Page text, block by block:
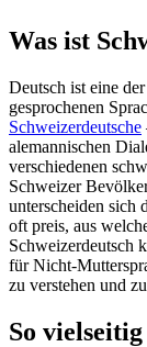
Was ist
Deutsch ist eine
gesprochenen
Schweizerdeutsche
alemannischen
verschiedenen
Schweizer
unterscheiden sich
oft preis, aus
Schweizerdeutsch
für Nicht-
zu verstehen und
So